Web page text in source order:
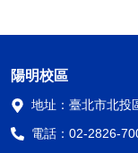
陽明校區
地址： 臺北市北投
電話： 02-2826-